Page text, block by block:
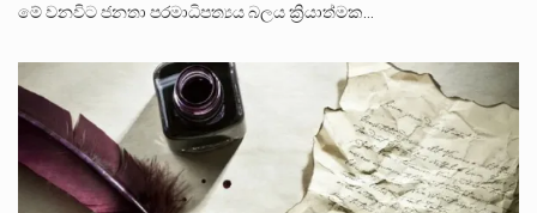
මේ වනවිට ජනතා පරමාධිපත්‍යය බලය ක්‍රියාත්මක…